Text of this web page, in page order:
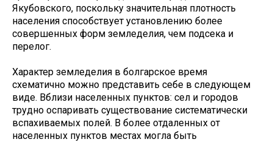
Якубовского, поскольку значительная плотность
населения способствует установлению более
совершенных форм земледелия, чем подсека и
перелог.
Характер земледелия в болгарское время
схематично можно представить себе в следующем
виде. Вблизи населенных пунктов: сел и городов
трудно оспаривать существование систематически
вспахиваемых полей. В более отдаленных от
населенных пунктов местах могла быть